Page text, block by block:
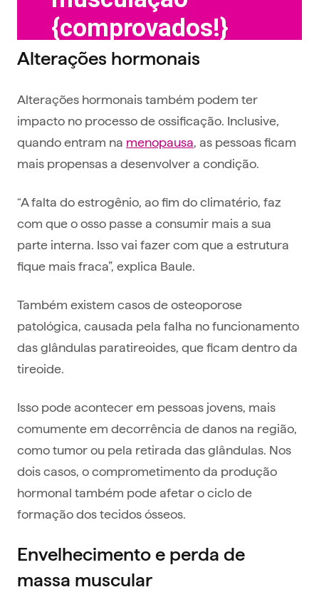
Alterações hormonais
Alterações hormonais também podem ter
impacto no processo de ossificação. Inclusive,
quando entram na menopausa, as pessoas ficam
mais propensas a desenvolver a condição.
“A falta do estrogênio, ao fim do climatério, faz
com que o osso passe a consumir mais a sua
parte interna. Isso vai fazer com que a estrutura
fique mais fraca”, explica Baule.
Também existem casos de osteoporose
patológica, causada pela falha no funcionamento
das glândulas paratireoides, que ficam dentro da
tireoide.
Isso pode acontecer em pessoas jovens, mais
comumente em decorrência de danos na região,
como tumor ou pela retirada das glândulas. Nos
dois casos, o comprometimento da produção
hormonal também pode afetar o ciclo de
formação dos tecidos ósseos.
Envelhecimento e perda de
massa muscular